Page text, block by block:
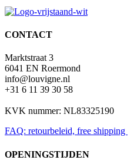
CONTACT
Marktstraat 3
6041 EN Roermond
info@louvigne.nl
+31 6 11 39 30 58
KVK nummer: NL83325190
FAQ: retourbeleid, free shipping
OPENINGSTIJDEN